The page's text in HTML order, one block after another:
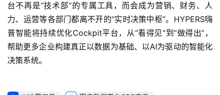
台不再是“技术部”的专属工具，而会成为营销、财务、人
力、运营等各部门都离不开的“实时决策中枢”。HYPERS嗨
普智能将持续优化Cockpit平台，从“看得见”到“做得出”，
帮助更多企业构建真正以数据为基础、以AI为驱动的智能化
决策系统。